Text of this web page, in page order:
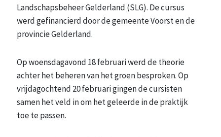
Landschapsbeheer Gelderland (SLG). De cursus
werd gefinancierd door de gemeente Voorst en de
provincie Gelderland.
Op woensdagavond 18 februari werd de theorie
achter het beheren van het groen besproken. Op
vrijdagochtend 20 februari gingen de cursisten
samen het veld in om het geleerde in de praktijk
toe te passen.